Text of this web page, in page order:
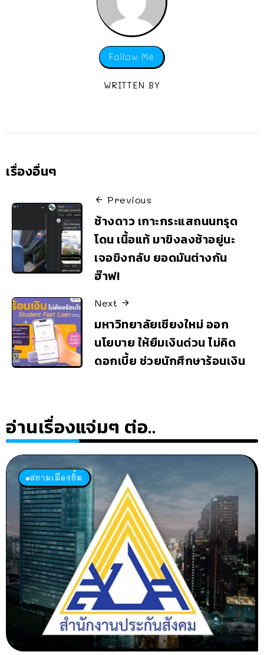
Follow Me
WRITTEN BY
เรื่องอื่นๆ
Previous
ช้างดาว เกาะกระแสถนนทรุด
โดน เนื้อแท้ มาขิงลงช้าอยู่นะ
เจอขิงกลับ ยอดมันต่างกัน
ฮ๊าฟ!
Next
มหาวิทยาลัยเชียงใหม่ ออก
นโยบาย ให้ยืมเงินด่วน ไม่คิด
ดอกเบี้ย ช่วยนักศึกษาร้อนเงิน
อ่านเรื่องแจ่มๆ ต่อ..
สยามเมืองยิ้ม